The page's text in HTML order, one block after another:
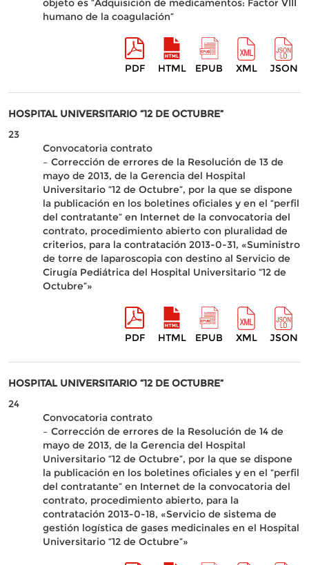
objeto es “Adquisición de medicamentos: Factor VIII
humano de la coagulación”
PDF HTML EPUB XML JSON
HOSPITAL UNIVERSITARIO “12 DE OCTUBRE”
23
Convocatoria contrato
– Corrección de errores de la Resolución de 13 de
mayo de 2013, de la Gerencia del Hospital
Universitario “12 de Octubre”, por la que se dispone
la publicación en los boletines oficiales y en el “perfil
del contratante” en Internet de la convocatoria del
contrato, procedimiento abierto con pluralidad de
criterios, para la contratación 2013-0-31, «Suministro
de torre de laparoscopia con destino al Servicio de
Cirugía Pediátrica del Hospital Universitario “12 de
Octubre”»
PDF HTML EPUB XML JSON
HOSPITAL UNIVERSITARIO “12 DE OCTUBRE”
24
Convocatoria contrato
– Corrección de errores de la Resolución de 14 de
mayo de 2013, de la Gerencia del Hospital
Universitario “12 de Octubre”, por la que se dispone
la publicación en los boletines oficiales y en el “perfil
del contratante” en Internet de la convocatoria del
contrato, procedimiento abierto, para la
contratación 2013-0-18, «Servicio de sistema de
gestión logística de gases medicinales en el Hospital
Universitario “12 de Octubre”»